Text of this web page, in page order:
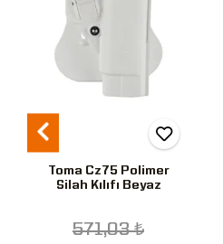
Toma Cz75 Polimer
Silah Kılıfı Beyaz
571,03 ₺